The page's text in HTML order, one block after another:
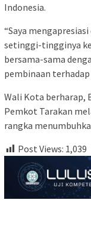
Indonesia.
“Saya
setinggi-tingginya
bersama-sama
pembinaan terhadap
Wali Kota berharap,
Pemkot Tarakan
rangka
Post Views: 1,039